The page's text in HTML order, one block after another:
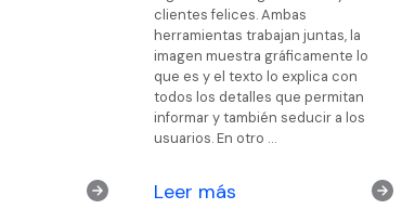
clientes felices. Ambas
herramientas trabajan juntas, la
imagen muestra gráficamente lo
que es y el texto lo explica con
todos los detalles que permitan
informar y también seducir a los
usuarios. En otro …
Leer más